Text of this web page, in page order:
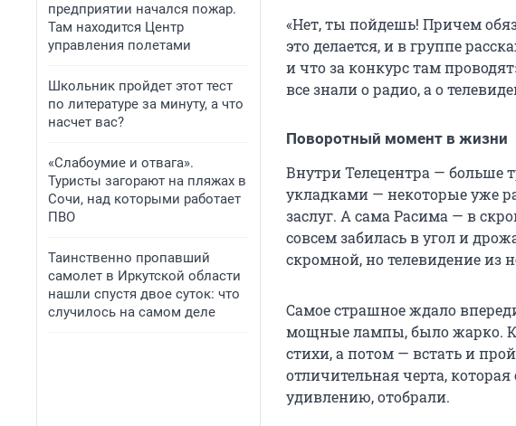
предприятии начался пожар.
Там находится Центр
управления полетами
Школьник пройдет этот тест
по литературе за минуту, а что
насчет вас?
«Слабоумие и отвага».
Туристы загорают на пляжах в
Сочи, над которыми работает
ПВО
Таинственно пропавший
самолет в Иркутской области
нашли спустя двое суток: что
случилось на самом деле
«Нет, ты пойдешь! Причем
это делается, и в группе
и что за конкурс там
все знали о радио, а о
Поворотный момент в жизни
Внутри Телецентра — больше
укладками — некоторые уже
заслуг. А сама Расима — в
совсем забилась в угол и
скромной, но телевидение из
Самое страшное ждало
мощные лампы, было жарко.
стихи, а потом — встать и
отличительная черта,
удивлению, отобрали.